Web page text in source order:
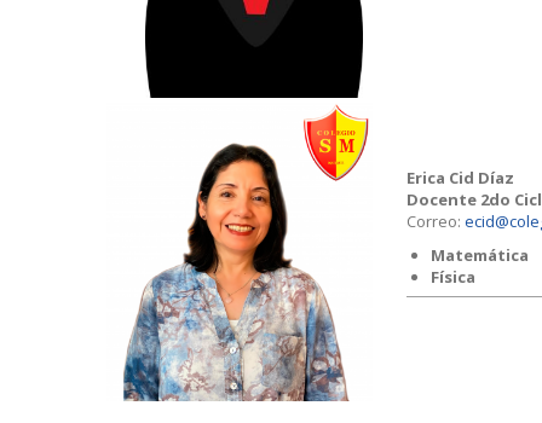
Erica Cid Díaz
Docente 2do
Correo:
Matemática
Física